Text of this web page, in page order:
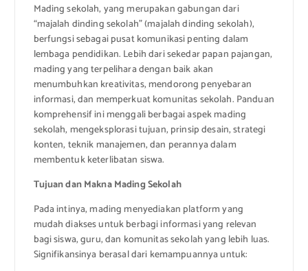
Mading sekolah, yang merupakan gabungan dari
“majalah dinding sekolah” (majalah dinding sekolah),
berfungsi sebagai pusat komunikasi penting dalam
lembaga pendidikan. Lebih dari sekedar papan pajangan,
mading yang terpelihara dengan baik akan
menumbuhkan kreativitas, mendorong penyebaran
informasi, dan memperkuat komunitas sekolah. Panduan
komprehensif ini menggali berbagai aspek mading
sekolah, mengeksplorasi tujuan, prinsip desain, strategi
konten, teknik manajemen, dan perannya dalam
membentuk keterlibatan siswa.
Tujuan dan Makna Mading Sekolah
Pada intinya, mading menyediakan platform yang
mudah diakses untuk berbagi informasi yang relevan
bagi siswa, guru, dan komunitas sekolah yang lebih luas.
Signifikansinya berasal dari kemampuannya untuk: